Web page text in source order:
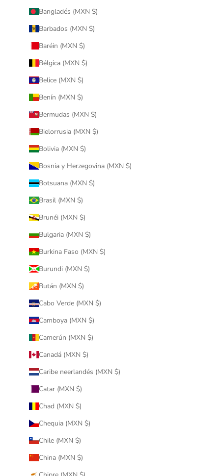
Bangladés (MXN $)
Barbados (MXN $)
Baréin (MXN $)
Bélgica (MXN $)
Belice (MXN $)
Benín (MXN $)
Bermudas (MXN $)
Bielorrusia (MXN $)
Bolivia (MXN $)
Bosnia y Herzegovina (MXN $)
Botsuana (MXN $)
Brasil (MXN $)
Brunéi (MXN $)
Bulgaria (MXN $)
Burkina Faso (MXN $)
Burundi (MXN $)
Bután (MXN $)
Cabo Verde (MXN $)
Camboya (MXN $)
Camerún (MXN $)
Canadá (MXN $)
Caribe neerlandés (MXN $)
Catar (MXN $)
Chad (MXN $)
Chequia (MXN $)
Chile (MXN $)
China (MXN $)